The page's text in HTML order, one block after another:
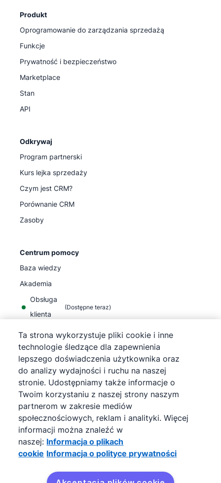
Produkt
Oprogramowanie do zarządzania sprzedażą
Funkcje
Prywatność i bezpieczeństwo
Marketplace
Stan
API
Odkrywaj
Program partnerski
Kurs lejka sprzedaży
Czym jest CRM?
Porównanie CRM
Zasoby
Centrum pomocy
Baza wiedzy
Akademia
Obsługa
klienta
(Dostępne teraz)
© 2026Pipedrive
Pipedrive
Warunki korzystania z usługi
Pipedrive
Informacja o polityce prywatności
Mapa strony
Informacja o plikach cookie
Preferencje plików cookie
Pipedrive to internetowy CRM sprzedaży.
Ta strona wykorzystuje pliki cookie i inne
technologie śledzące dla zapewnienia
lepszego doświadczenia użytkownika oraz
do analizy wydajności i ruchu na naszej
stronie. Udostępniamy także informacje o
Twoim korzystaniu z naszej strony naszym
partnerom w zakresie mediów
społecznościowych, reklam i analityki. Więcej
informacji można znaleźć w
naszej: Informacja o plikach
cookie Informacja o polityce prywatności